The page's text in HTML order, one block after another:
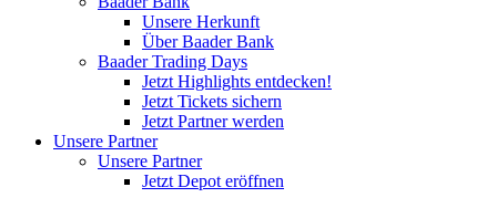
Unsere Herkunft
Über Baader Bank
Baader Trading Days
Jetzt Highlights entdecken!
Jetzt Tickets sichern
Jetzt Partner werden
Unsere Partner
Unsere Partner
Jetzt Depot eröffnen